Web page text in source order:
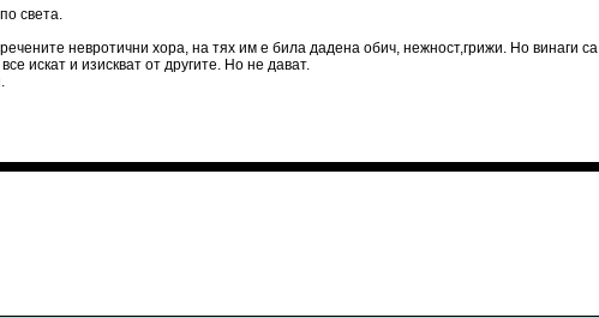
света.
невротични хора, на тях им е била дадена обич, нежност,грижи. Но винаги са
искат и изискват от другите. Но не дават.